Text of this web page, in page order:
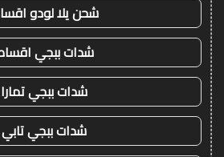
شحن يلا لودو
شدات ببجي
شدات ببجي تمارا
شدات ببجي تابي